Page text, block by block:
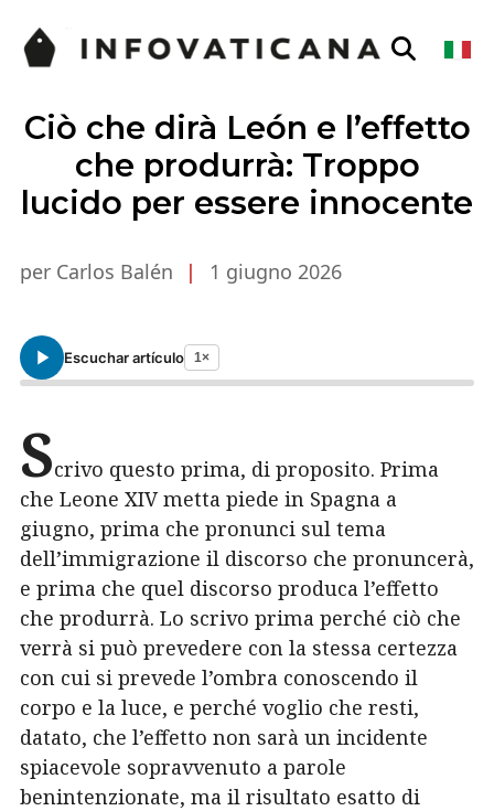
Ciò che dirà León e l’effetto
che produrrà: Troppo
lucido per essere innocente
per Carlos Balén | 1 giugno 2026
Escuchar artículo 1×
Scrivo questo prima, di proposito. Prima
che Leone XIV metta piede in Spagna a
giugno, prima che pronunci sul tema
dell’immigrazione il discorso che pronuncerà,
e prima che quel discorso produca l’effetto
che produrrà. Lo scrivo prima perché ciò che
verrà si può prevedere con la stessa certezza
con cui si prevede l’ombra conoscendo il
corpo e la luce, e perché voglio che resti,
datato, che l’effetto non sarà un incidente
spiacevole sopravvenuto a parole
benintenzionate, ma il risultato esatto di